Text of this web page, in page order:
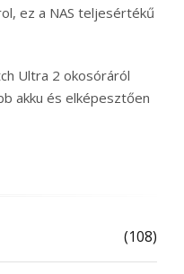
ez a NAS teljesértékű
Ultra 2 okosóráról
akku és elképesztően
(108)